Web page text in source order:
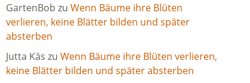
GartenBob zu Wenn Bäume ihre Blüten
verlieren, keine Blätter bilden und später
absterben
Jutta Käs zu Wenn Bäume ihre Blüten verlieren,
keine Blätter bilden und später absterben